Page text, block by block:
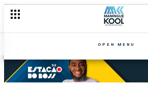
OPEN MENU